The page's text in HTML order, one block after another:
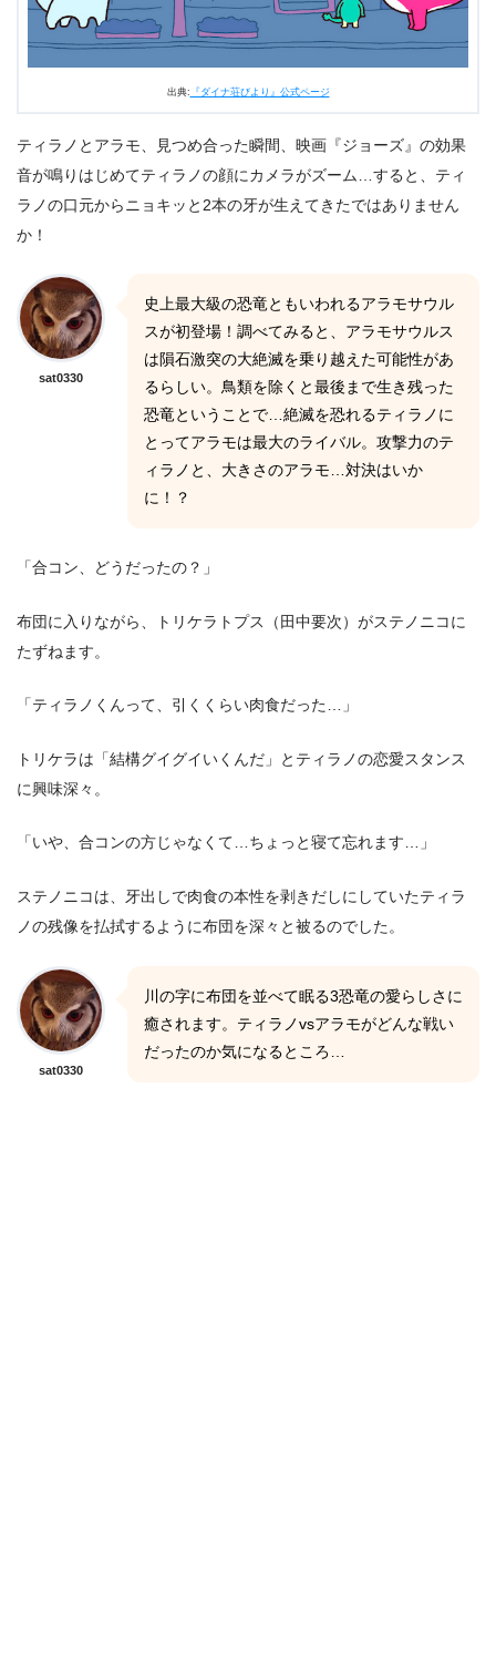
出典: 『ダイナ荘びより』公式ページ
ティラノとアラモ、見つめ合った瞬間、映画『ジョーズ』の効果
音が鳴りはじめてティラノの顔にカメラがズーム…すると、ティ
ラノの口元からニョキッと2本の牙が生えてきたではありません
か！
sat0330
史上最大級の恐竜ともいわれるアラモサウル
スが初登場！調べてみると、アラモサウルス
は隕石激突の大絶滅を乗り越えた可能性があ
るらしい。鳥類を除くと最後まで生き残った
恐竜ということで…絶滅を恐れるティラノに
とってアラモは最大のライバル。攻撃力のテ
ィラノと、大きさのアラモ…対決はいか
に！？
「合コン、どうだったの？」
布団に入りながら、トリケラトプス（田中要次）がステノニコに
たずねます。
「ティラノくんって、引くくらい肉食だった…」
トリケラは「結構グイグイいくんだ」とティラノの恋愛スタンス
に興味深々。
「いや、合コンの方じゃなくて…ちょっと寝て忘れます…」
ステノニコは、牙出しで肉食の本性を剥きだしにしていたティラ
ノの残像を払拭するように布団を深々と被るのでした。
sat0330
川の字に布団を並べて眠る3恐竜の愛らしさに
癒されます。ティラノvsアラモがどんな戦い
だったのか気になるところ…